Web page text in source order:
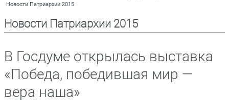
Новости Патриархии 2015
Новости Патриархии 2015
В Госдуме открылась выставка
«Победа, победившая мир —
вера наша»